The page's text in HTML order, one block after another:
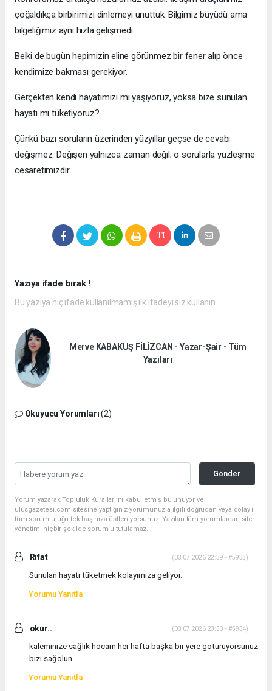
çoğaldıkça birbirimizi dinlemeyi unuttuk. Bilgimiz büyüdü ama
bilgeliğimiz aynı hızla gelişmedi.
Belki de bugün hepimizin eline görünmez bir fener alıp önce
kendimize bakması gerekiyor.
Gerçekten kendi hayatımızı mı yaşıyoruz, yoksa bize sunulan
hayatı mı tüketiyoruz?
Çünkü bazı soruların üzerinden yüzyıllar geçse de cevabı
değişmez. Değişen yalnızca zaman değil; o sorularla yüzleşme
cesaretimizdir.
Yazıya ifade bırak !
Bu yazıya hiç ifade kullanılmamış ilk ifadeyi siz kullanın.
Merve KABAKUŞ FİLİZCAN - Yazar-Şair - Tüm
Yazıları
Okuyucu Yorumları(2)
Gönder
Yorum yazarak Topluluk Kuralları’nı kabul etmiş bulunuyor ve
ulusgazetesi.com sitesine yaptığınız yorumunuzla ilgili doğrudan veya dolaylı
tüm sorumluluğu tek başınıza üstleniyorsunuz. Yazılan tüm yorumlardan site
yönetimi hiçbir şekilde sorumlu tutulamaz.
Rıfat (03.07.2026 22:39 - #5933)
Sunulan hayatı tüketmek kolayımıza geliyor.
Yorumu Yanıtla
okur.. (03.07.2026 23:33 - #5934)
kaleminize sağlık hocam her hafta başka bir yere götürüyorsunuz
bizi sağolun..
Yorumu Yanıtla